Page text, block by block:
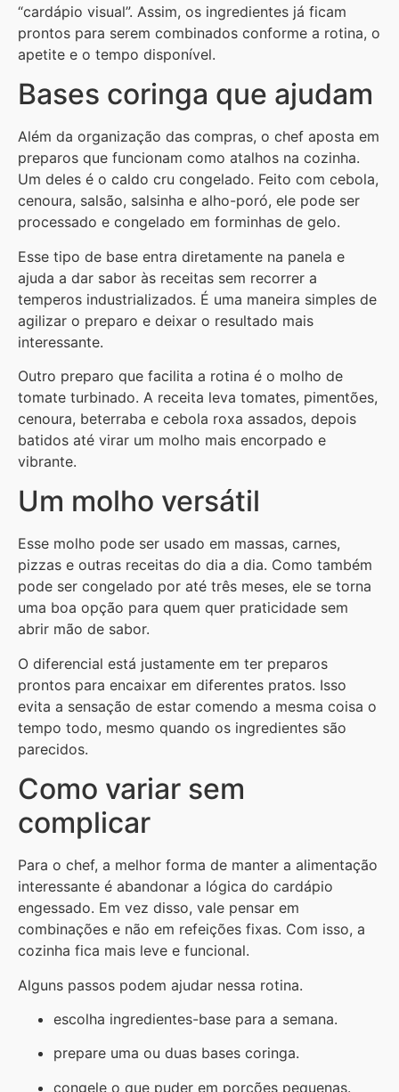
“cardápio visual”. Assim, os ingredientes já ficam
prontos para serem combinados conforme a rotina, o
apetite e o tempo disponível.
Bases coringa que ajudam
Além da organização das compras, o chef aposta em
preparos que funcionam como atalhos na cozinha.
Um deles é o caldo cru congelado. Feito com cebola,
cenoura, salsão, salsinha e alho-poró, ele pode ser
processado e congelado em forminhas de gelo.
Esse tipo de base entra diretamente na panela e
ajuda a dar sabor às receitas sem recorrer a
temperos industrializados. É uma maneira simples de
agilizar o preparo e deixar o resultado mais
interessante.
Outro preparo que facilita a rotina é o molho de
tomate turbinado. A receita leva tomates, pimentões,
cenoura, beterraba e cebola roxa assados, depois
batidos até virar um molho mais encorpado e
vibrante.
Um molho versátil
Esse molho pode ser usado em massas, carnes,
pizzas e outras receitas do dia a dia. Como também
pode ser congelado por até três meses, ele se torna
uma boa opção para quem quer praticidade sem
abrir mão de sabor.
O diferencial está justamente em ter preparos
prontos para encaixar em diferentes pratos. Isso
evita a sensação de estar comendo a mesma coisa o
tempo todo, mesmo quando os ingredientes são
parecidos.
Como variar sem
complicar
Para o chef, a melhor forma de manter a alimentação
interessante é abandonar a lógica do cardápio
engessado. Em vez disso, vale pensar em
combinações e não em refeições fixas. Com isso, a
cozinha fica mais leve e funcional.
Alguns passos podem ajudar nessa rotina.
escolha ingredientes-base para a semana.
prepare uma ou duas bases coringa.
congele o que puder em porções pequenas.